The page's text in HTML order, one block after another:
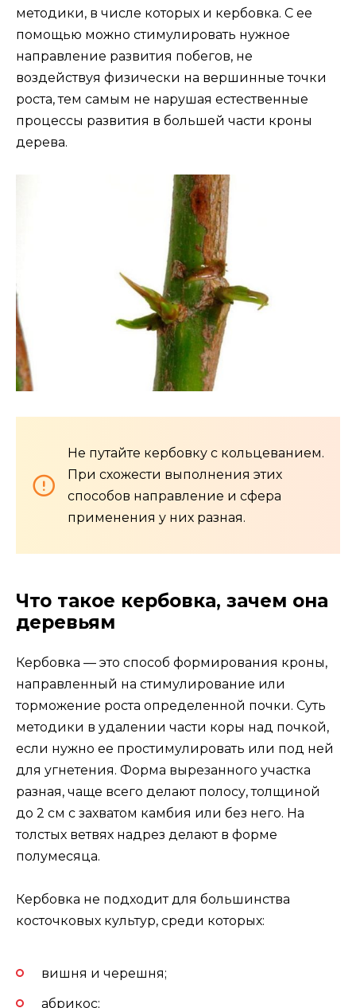
методики, в числе которых и кербовка. С ее
помощью можно стимулировать нужное
направление развития побегов, не
воздействуя физически на вершинные точки
роста, тем самым не нарушая естественные
процессы развития в большей части кроны
дерева.
Не путайте кербовку с кольцеванием.
При схожести выполнения этих
способов направление и сфера
применения у них разная.
Что такое кербовка, зачем она
деревьям
Кербовка — это способ формирования кроны,
направленный на стимулирование или
торможение роста определенной почки. Суть
методики в удалении части коры над почкой,
если нужно ее простимулировать или под ней
для угнетения. Форма вырезанного участка
разная, чаще всего делают полосу, толщиной
до 2 см с захватом камбия или без него. На
толстых ветвях надрез делают в форме
полумесяца.
Кербовка не подходит для большинства
косточковых культур, среди которых:
вишня и черешня;
абрикос;